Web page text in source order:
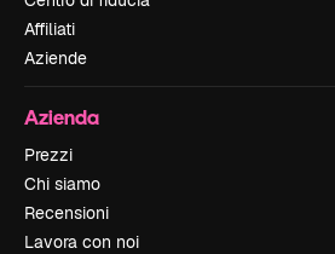
Affiliati
Aziende
Azienda
Prezzi
Chi siamo
Recensioni
Lavora con noi